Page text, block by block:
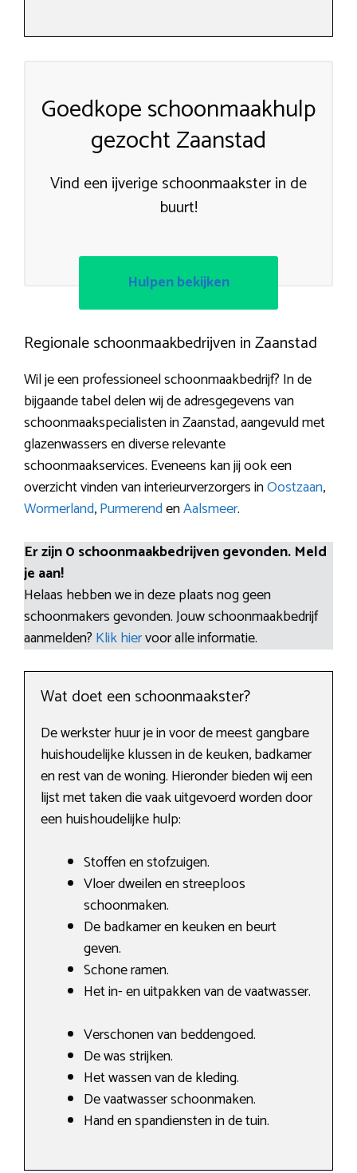
Goedkope schoonmaakhulp
gezocht Zaanstad
Vind een ijverige schoonmaakster in de
buurt!
Hulpen bekijken
Regionale schoonmaakbedrijven in Zaanstad
Wil je een professioneel schoonmaakbedrijf? In de
bijgaande tabel delen wij de adresgegevens van
schoonmaakspecialisten in Zaanstad, aangevuld met
glazenwassers en diverse relevante
schoonmaakservices. Eveneens kan jij ook een
overzicht vinden van interieurverzorgers inOostzaan,
Wormerland,PurmerendenAalsmeer.
Er zijn 0 schoonmaakbedrijven gevonden. Meld
je aan!
Helaas hebben we in deze plaats nog geen
schoonmakers gevonden. Jouw schoonmaakbedrijf
aanmelden? Klik hiervoor alle informatie.
Wat doet een schoonmaakster?
De werkster huur je in voor de meest gangbare
huishoudelijke klussen in de keuken, badkamer
en rest van de woning. Hieronder bieden wij een
lijst met taken die vaak uitgevoerd worden door
een huishoudelijke hulp:
Stoffen en stofzuigen.
Vloer dweilen en streeploos
schoonmaken.
De badkamer en keuken en beurt
geven.
Schone ramen.
Het in- en uitpakken van de vaatwasser.
Verschonen van beddengoed.
De was strijken.
Het wassen van de kleding.
De vaatwasser schoonmaken.
Hand en spandiensten in de tuin.